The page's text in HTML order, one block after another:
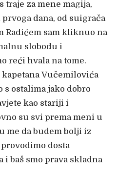
traje za mene magija,
dana, od suigrača
Radićem sam kliknuo na
slobodu i
reći hvala na tome.
kapetana Vučemilovića
s ostalima jako dobro
kao stariji i
su svi prema meni u
me da budem bolji iz
dosta
baš smo prava skladna